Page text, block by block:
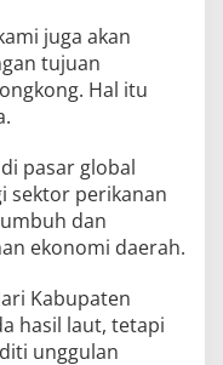
juga akan
tujuan
Hal itu
pasar global
sektor perikanan
dan
ekonomi daerah.
Kabupaten
hasil laut, tetapi
unggulan